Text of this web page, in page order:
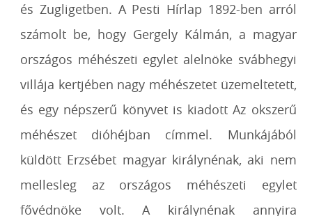
és Zugligetben. A Pesti Hírlap 1892-ben arról
számolt be, hogy Gergely Kálmán, a magyar
országos méhészeti egylet alelnöke svábhegyi
villája kertjében nagy méhészetet üzemeltetett,
és egy népszerű könyvet is kiadott Az okszerű
méhészet dióhéjban címmel. Munkájából
küldött Erzsébet magyar királynénak, aki nem
mellesleg az országos méhészeti egylet
fővédnöke volt. A királynénak annyira